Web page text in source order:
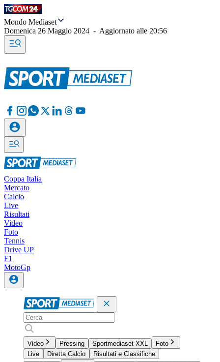
Mondo Mediaset
Domenica 26 Maggio 2024 - Aggiornato alle 20:56
Coppa Italia
Mercato
Calcio
Live
Risultati
Video
Foto
Tennis
Drive UP
F1
MotoGp
Video Pressing Sportmediaset XXL
Foto
Live
Diretta Calcio
Risultati e Classifiche